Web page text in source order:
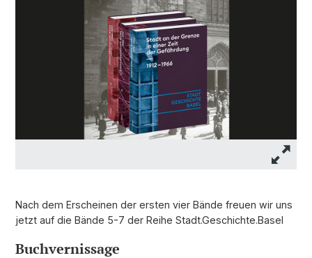
Nach dem Erscheinen der ersten vier Bände freuen wir uns
jetzt auf die Bände 5-7 der Reihe Stadt.Geschichte.Basel
Buchvernissage